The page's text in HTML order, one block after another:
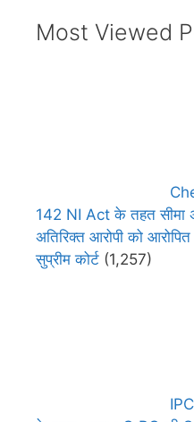
Most Viewed
142 NI Act के तहत सीमा
अतिरिक्त आरोपी को
सुप्रीम कोर्ट (1,257)